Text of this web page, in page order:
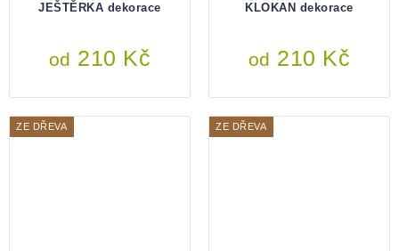
JEŠTĚRKA dekorace
od 210 Kč
KLOKAN dekorace
od 210 Kč
ZE DŘEVA ZE DŘEVA